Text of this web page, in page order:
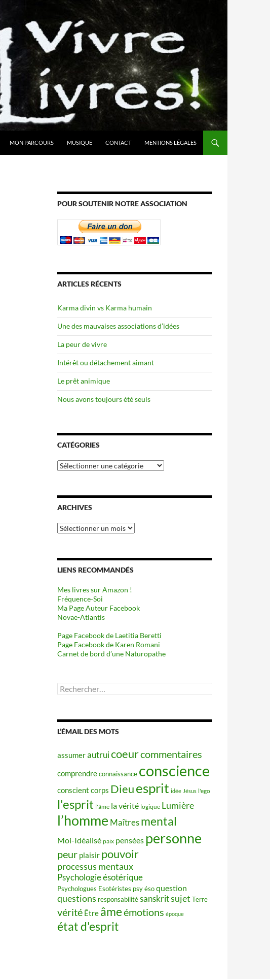
MON PARCOURS MUSIQUE CONTACT MENTIONS LÉGALES
POUR SOUTENIR NOTRE ASSOCIATION
ARTICLES RÉCENTS
Karma divin vs Karma humain
Une des mauvaises associations d’idées
La peur de vivre
Intérêt ou détachement aimant
Le prêt animique
Nous avons toujours été seuls
CATÉGORIES
Catégories
ARCHIVES
Archives
LIENS RECOMMANDÉS
Mes livres sur Amazon !
Fréquence-Soi
Ma Page Auteur Facebook
Novae-Atlantis
Page Facebook de Laetitia Beretti
Page Facebook de Karen Romani
Carnet de bord d’une Naturopathe
Rechercher :
L’ÉMAIL DES MOTS
assumerautruicoeurcommentaires
comprendreconnaissance conscience
conscient corps Dieuesprit idée Jésus l'ego
l'esprit l'âme la vérité logique Lumière
l’homme Maîtres mental
Moi-Idéalisé paix pensées personne
peur plaisir pouvoir
processus mentaux
Psychologie ésotérique
Psychologues Esotéristes psy ésoquestion
questions responsabilitésanskritsujet Terre
vérité Être âmeémotions époque
état d'esprit